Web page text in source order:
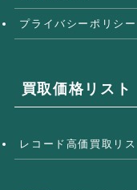
プライバシーポリシー
買取価格リスト
レコード高価買取リス